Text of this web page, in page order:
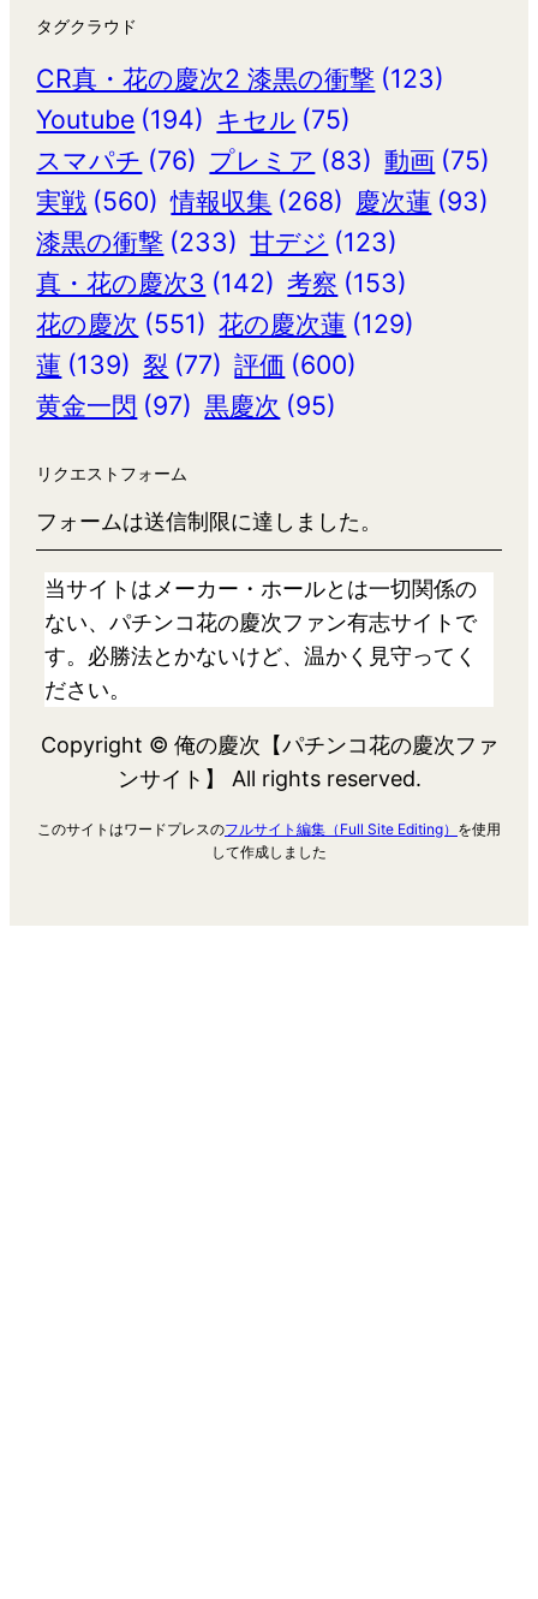
タグクラウド
CR真・花の慶次2 漆黒の衝撃 (123)
Youtube (194) キセル (75)
スマパチ (76) プレミア (83) 動画 (75)
実戦 (560) 情報収集 (268) 慶次蓮 (93)
漆黒の衝撃 (233) 甘デジ (123)
真・花の慶次3 (142) 考察 (153)
花の慶次 (551) 花の慶次蓮 (129)
蓮 (139) 裂 (77) 評価 (600)
黄金一閃 (97) 黒慶次 (95)
リクエストフォーム
フォームは送信制限に達しました。
当サイトはメーカー・ホールとは一切関係の
ない、パチンコ花の慶次ファン有志サイトで
す。必勝法とかないけど、温かく見守ってく
ださい。
Copyright © 俺の慶次【パチンコ花の慶次ファ
ンサイト】 All rights reserved.
このサイトはワードプレスのフルサイト編集（Full Site Editing） を使用
して作成しました